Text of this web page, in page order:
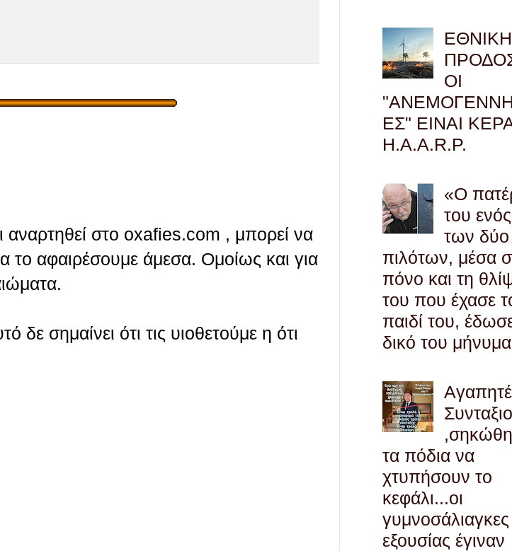
αναρτηθεί στο oxafies.com , μπορεί να
αφαιρέσουμε άμεσα. Ομοίως και για
σημαίνει ότι τις υιοθετούμε η ότι
ΕΘΝΙΚΗ
ΟΙ
ΕΣ" ΕΙΝΑΙ
H.A.A.R.P.
«Ο
του
των δύο
πιλότων, μέσα
πόνο και τη
του που έχασε
παιδί του,
δικό του μήνυμα
Αγαπητέ
τα πόδια να
χτυπήσουν το
κεφάλι...οι
εξουσίας έγιναν